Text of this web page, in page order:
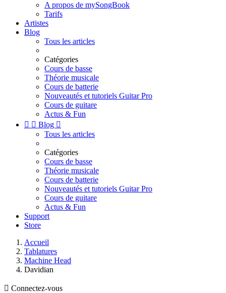
A propos de mySongBook
Tarifs
Artistes
Blog
Tous les articles
Catégories
Cours de basse
Théorie musicale
Cours de batterie
Nouveautés et tutoriels Guitar Pro
Cours de guitare
Actus & Fun
  Blog 
Tous les articles
Catégories
Cours de basse
Théorie musicale
Cours de batterie
Nouveautés et tutoriels Guitar Pro
Cours de guitare
Actus & Fun
Support
Store
Accueil
Tablatures
Machine Head
Davidian
 Connectez-vous